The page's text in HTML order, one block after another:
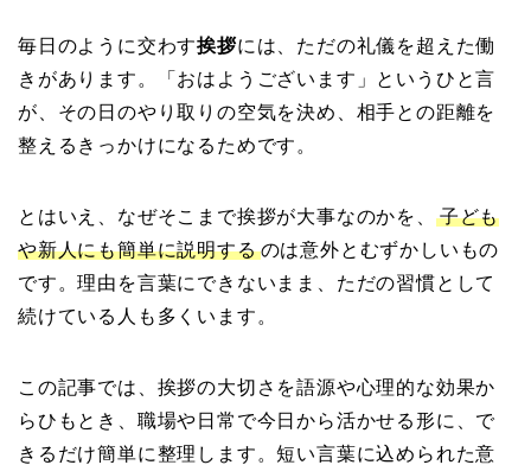
毎日のように交わす挨拶には、ただの礼儀を超えた働
きがあります。「おはようございます」というひと言
が、その日のやり取りの空気を決め、相手との距離を
整えるきっかけになるためです。
とはいえ、なぜそこまで挨拶が大事なのかを、
子ども
や新人にも簡単に説明するのは意外とむずかしいもの
です。理由を言葉にできないまま、ただの習慣として
続けている人も多くいます。
この記事では、挨拶の大切さを語源や心理的な効果か
らひもとき、職場や日常で今日から活かせる形に、で
きるだけ簡単に整理します。短い言葉に込められた意